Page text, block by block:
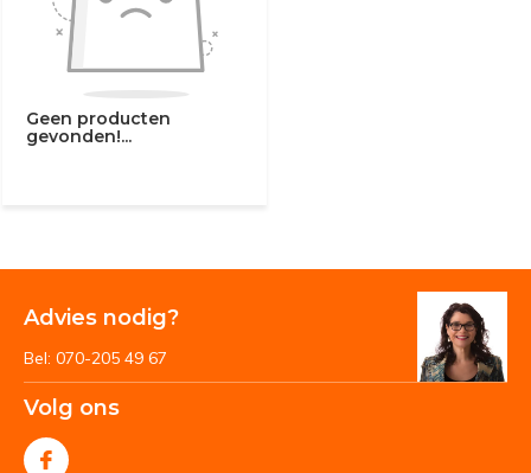
Geen producten
gevonden!...
Advies nodig?
Bel: 070-205 49 67
Volg ons